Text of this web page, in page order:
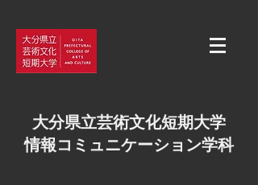
大分県立芸術文化短期大学
情報コミュニケーション学科